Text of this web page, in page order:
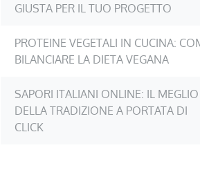
GIUSTA PER IL TUO PROGETTO
PROTEINE VEGETALI IN CUCINA:
BILANCIARE LA DIETA VEGANA
SAPORI ITALIANI ONLINE: IL MEGLIO
DELLA TRADIZIONE A PORTATA DI
CLICK